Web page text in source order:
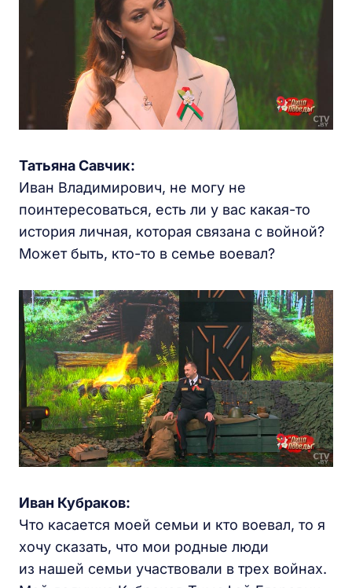
Татьяна Савчик:
Иван Владимирович, не могу не
поинтересоваться, есть ли у вас какая-то
история личная, которая связана с войной?
Может быть, кто-то в семье воевал?
Иван Кубраков:
Что касается моей семьи и кто воевал, то я
хочу сказать, что мои родные люди
из нашей семьи участвовали в трех войнах.